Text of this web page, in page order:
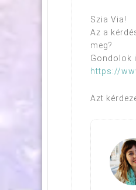
Szia Via!
Az a
meg?
Gondolok
https://
Azt